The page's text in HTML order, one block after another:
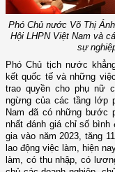
Phó Chủ nước Võ Thị
Hội LHPN Việt Nam và
sự
Phó Chủ tịch nước
kết quốc tế và những
trao quyền cho phụ nữ
ngừng của các tầng lớp
Nam đã có những bước
nhất đánh giá chỉ số
gia vào năm 2023, tăng
lao động việc làm, hiện
làm, có thu nhập, có